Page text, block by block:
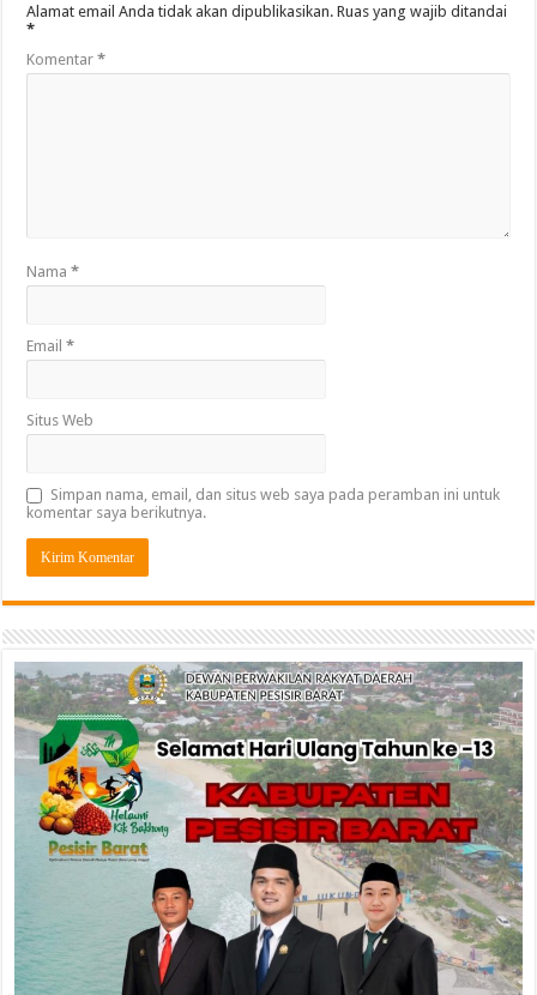
Alamat email Anda tidak akan dipublikasikan. Ruas yang wajib ditandai
*
Komentar*
Nama*
Email*
Situs Web
Simpan nama, email, dan situs web saya pada peramban ini untuk
komentar saya berikutnya.